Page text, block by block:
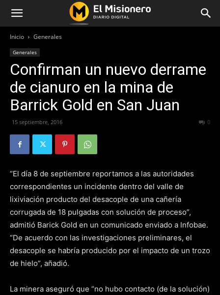
Inicio Generales
Generales
Confirman un nuevo derrame
de cianuro en la mina de
Barrick Gold en San Juan
15 septiembre, 2016 0
“El día 8 de septiembre reportamos a las autoridades
correspondientes un incidente dentro del valle de
lixiviación producto del desacople de una cañería
corrugada de 18 pulgadas con solución de proceso”,
admitió Barick Gold en un comunicado enviado a Infobae.
“De acuerdo con las investigaciones preliminares, el
desacople se habría producido por el impacto de un trozo
de hielo”, añadió.
La minera aseguró que “no hubo contacto (de la solución)